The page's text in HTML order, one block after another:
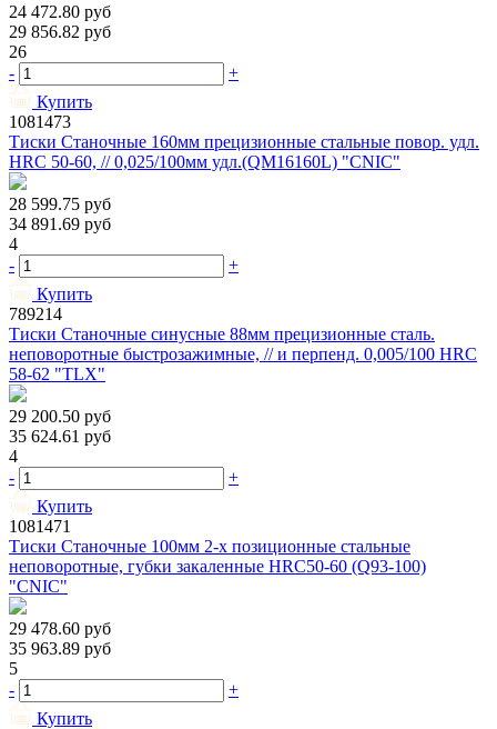
24 472.80 руб
29 856.82 руб
26
-
+
Купить
1081473
Тиски Станочные 160мм прецизионные стальные повор. удл.
HRC 50-60, // 0,025/100мм удл.(QМ16160L) "CNIC"
28 599.75 руб
34 891.69 руб
4
-
+
Купить
789214
Тиски Станочные синусные 88мм прецизионные сталь.
неповоротные быстрозажимные, // и перпенд. 0,005/100 HRС
58-62 "TLX"
29 200.50 руб
35 624.61 руб
4
-
+
Купить
1081471
Тиски Станочные 100мм 2-х позиционные стальные
неповоротные, губки закаленные HRC50-60 (Q93-100)
"CNIC"
29 478.60 руб
35 963.89 руб
5
-
+
Купить